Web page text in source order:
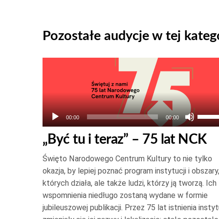
Pozostałe audycje w tej
dźwiękowych
00:00 00:00
do
góry
oraz
do
dołu
aby
„Być tu i teraz” – 75 lat NCK
Święto Narodowego Centrum Kultury to nie tylko
okazja, by lepiej poznać program instytucji i
których działa, ale także ludzi, którzy ją tworzą. Ich
wspomnienia niedługo zostaną wydane w formie
jubileuszowej publikacji. Przez 75 lat istnienia